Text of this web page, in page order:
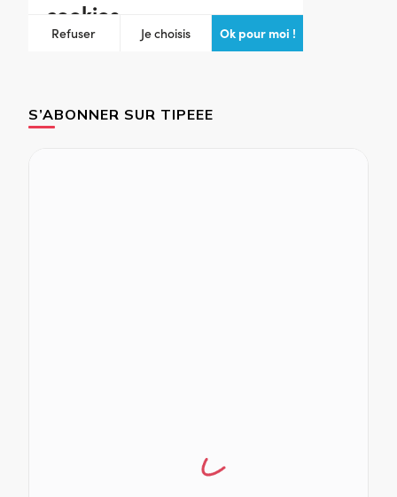
S’ABONNER SUR TIPEEE